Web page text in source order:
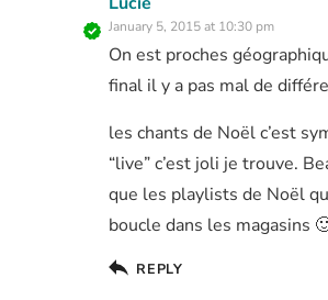
January 5, 2015 at 10:30 pm
On est proches
final il y a pas mal de
les chants de Noël c’est
“live” c’est joli je trouve.
que les playlists de Noël
boucle dans les magasins
REPLY